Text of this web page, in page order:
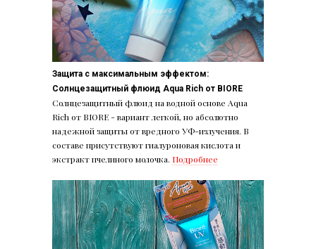
Защита с максимальным эффектом:
Солнцезащитный флюид Aqua Rich от BIORE
Солнцезащитный флюид на водной основе Aqua
Rich от BIORE - вариант легкой, но абсолютно
надежной защиты от вредного УФ-излучения. В
составе присутствуют гиалуроновая кислота и
экстракт пчелиного молочка. Подробнее